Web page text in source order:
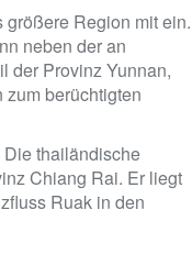
Region mit ein.
neben der an
der Provinz Yunnan,
berüchtigten
thailändische
Chiang Rai. Er liegt
Ruak in den